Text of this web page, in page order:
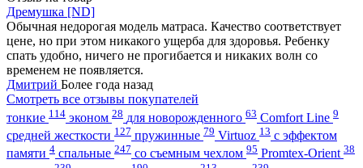
Дремушка [ND]
Обычная недорогая модель матраса. Качество соответствует
цене, но при этом никакого ущерба для здоровья. Ребенку
спать удобно, ничего не прогибается и никаких волн со
временем не появляется.
Дмитрий Более года назад
Смотреть все отзывы покупателей
тонкие 114 эконом 28 для новорожденного 63 Comfort Line 9
средней жесткости 127 пружинные 79 Virtuoz 13 с эффектом
памяти 4 спальные 247 со съемным чехлом 95 Promtex-Orient 38